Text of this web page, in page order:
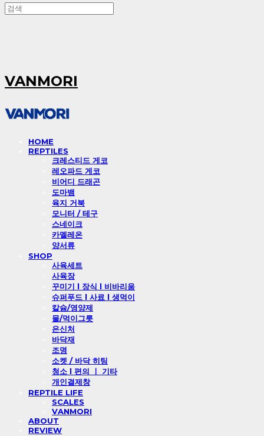
VANMORI
HOME
REPTILES
크레스티드 게코
레오파드 게코
비어디 드래곤
도마뱀
육지 거북
모니터 / 테구
스네이크
카멜레온
양서류
SHOP
사육세트
사육장
꾸미기 l 장식 l 비바리움
슈퍼푸드 l 사료 l 생먹이
칼슘/영양제
물/먹이그릇
은신처
바닥재
조명
소켓 / 바닥 히팅
청소 l 편의 ㅣ 기타
개인결제창
REPTILE LIFE
SCALES
VANMORI
ABOUT
REVIEW